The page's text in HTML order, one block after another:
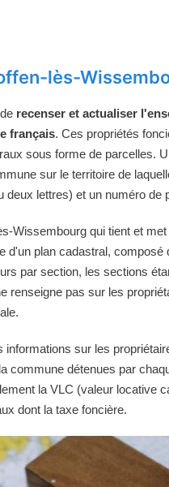
lès-
recenser et actualiser
français. Ces propriétés
sous forme de parcelles.
sur le territoire de
deux lettres) et un numéro de
Wissembourg qui tient et met
d'un plan cadastral, composé
par section, les sections
renseigne pas sur les
informations sur les
commune détenues par
la VLC (valeur locative
dont la taxe foncière.